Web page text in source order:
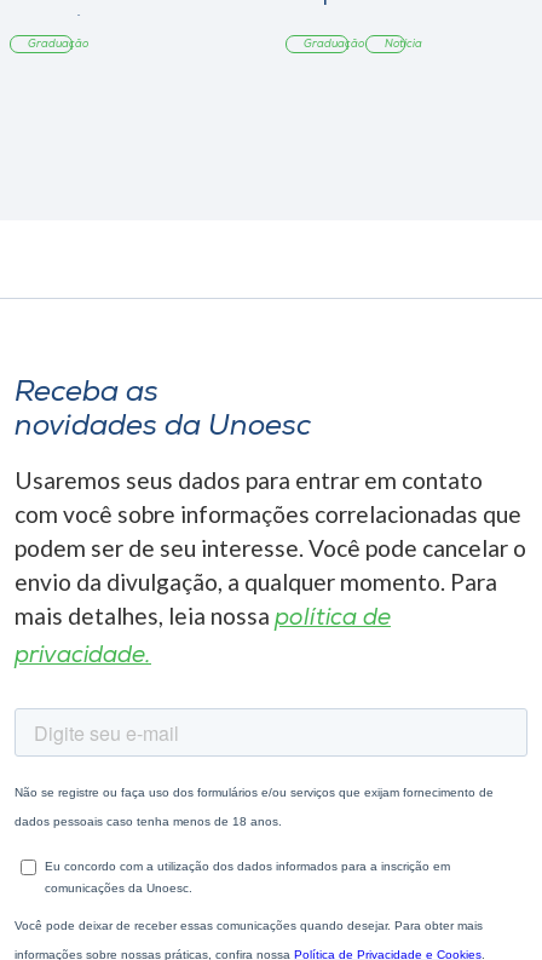
Graduação Graduação Notícia
Receba as
novidades da Unoesc
Usaremos seus dados para entrar em contato
com você sobre informações correlacionadas que
podem ser de seu interesse. Você pode cancelar o
envio da divulgação, a qualquer momento. Para
mais detalhes, leia nossa política de
privacidade.